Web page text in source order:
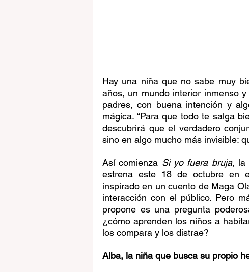
Hay una niña que no sabe muy
años, un mundo interior inmenso
padres, con buena intención y
mágica. “Para que todo te salga
descubrirá que el verdadero
sino en algo mucho más invisible:
Así comienza Si yo fuera bruja, la
estrena este 18 de octubre en
inspirado en un cuento de Maga
interacción con el público. Pero
propone es una pregunta
¿cómo aprenden los niños a
los compara y los distrae?
Alba, la niña que busca su propio